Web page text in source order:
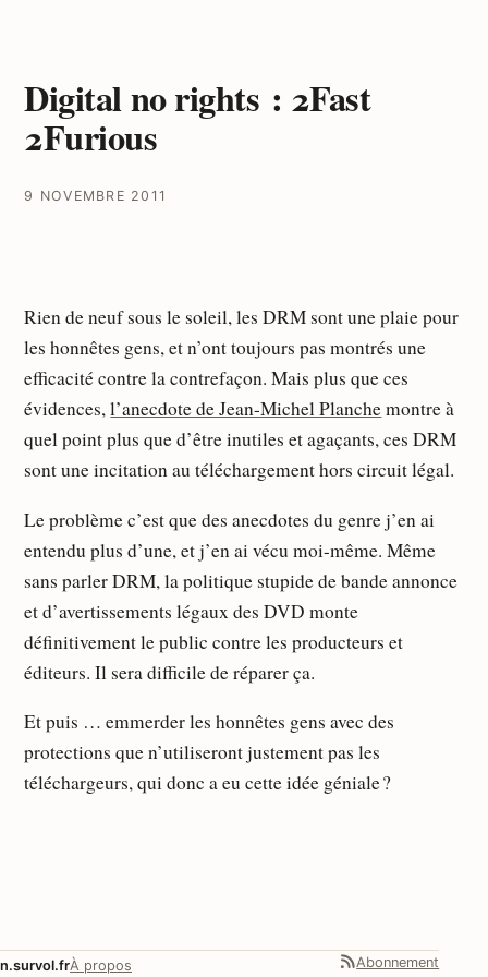
Digital no rights : 2Fast
2Furious
9 NOVEMBRE 2011
Rien de neuf sous le soleil, les DRM sont une plaie pour
les honnêtes gens, et n’ont toujours pas montrés une
efficacité contre la contrefaçon. Mais plus que ces
évidences,l’anecdote de Jean-Michel Planchemontre à
quel point plus que d’être inutiles et agaçants, ces DRM
sont une incitation au téléchargement hors circuit légal.
Le problème c’est que des anecdotes du genre j’en ai
entendu plus d’une, et j’en ai vécu moi-même. Même
sans parler DRM, la politique stupide de bande annonce
et d’avertissements légaux des DVD monte
définitivement le public contre les producteurs et
éditeurs. Il sera difficile de réparer ça.
Et puis … emmerder les honnêtes gens avec des
protections que n’utiliseront justement pas les
téléchargeurs, qui donc a eu cette idée géniale ?
n.survol.frÀ propos Abonnement